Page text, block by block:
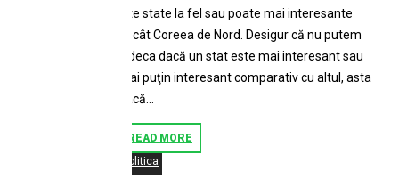
alte state la fel sau poate mai interesante
decât Coreea de Nord. Desigur că nu putem
judeca dacă un stat este mai interesant sau
mai puţin interesant comparativ cu altul, asta
dacă...
READ MORE
Politica